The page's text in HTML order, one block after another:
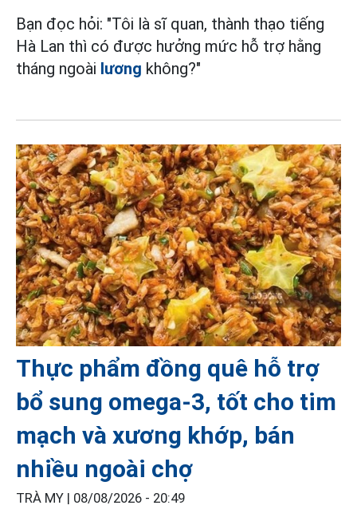
Bạn đọc hỏi: "Tôi là sĩ quan, thành thạo tiếng
Hà Lan thì có được hưởng mức hỗ trợ hằng
tháng ngoài lương không?"
Thực phẩm đồng quê hỗ trợ
bổ sung omega-3, tốt cho tim
mạch và xương khớp, bán
nhiều ngoài chợ
TRÀ MY | 08/08/2026 - 20:49